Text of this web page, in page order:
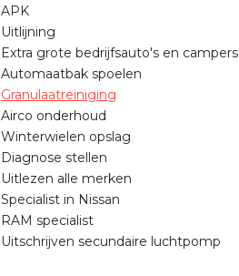
APK
Uitlijning
Extra grote bedrijfsauto's en campers
Automaatbak spoelen
Granulaatreiniging
Airco onderhoud
Winterwielen opslag
Diagnose stellen
Uitlezen alle merken
Specialist in Nissan
RAM specialist
Uitschrijven secundaire luchtpomp